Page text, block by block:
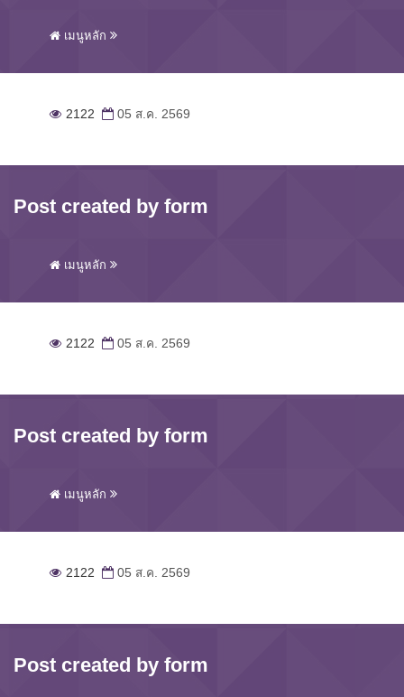
เมนูหลัก
2122 05 ส.ค. 2569
Post created by form
เมนูหลัก
2122 05 ส.ค. 2569
Post created by form
เมนูหลัก
2122 05 ส.ค. 2569
Post created by form